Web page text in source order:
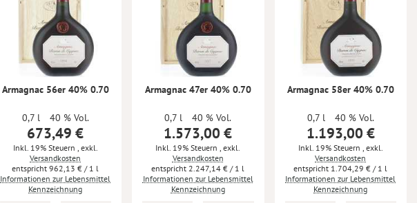
Armagnac 56er 40% 0.70
0,7 l 40 % Vol.
673,49 €
Inkl. 19% Steuern exkl.
Versandkosten
962,13 € / 1 l
Informationen zur Lebensmittel
Kennzeichnung
Armagnac 47er 40% 0.70
0,7 l 40 % Vol.
1.573,00 €
Inkl. 19% Steuern
exkl.
Versandkosten
2.247,14 € / 1 l
Informationen zur Lebensmittel
Kennzeichnung
Armagnac 58er 40% 0.70
0,7 l 40 % Vol.
1.193,00 €
Inkl. 19% Steuern exkl.
Versandkosten
1.704,29 € / 1 l
Informationen zur Lebensmittel
Kennzeichnung